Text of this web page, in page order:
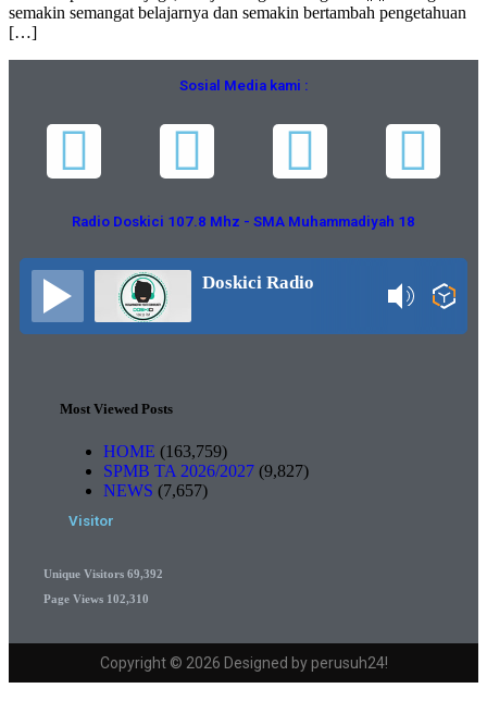
semakin semangat belajarnya dan semakin bertambah pengetahuan
[…]
Sosial Media kami :
Radio Doskici 107.8 Mhz - SMA Muhammadiyah 18
Doskici Radio
Most Viewed Posts
HOME (163,759)
SPMB TA 2026/2027 (9,827)
NEWS (7,657)
Visitor
Unique Visitors 69,392
Page Views 102,310
Copyright © 2026 Designed by perusuh24!